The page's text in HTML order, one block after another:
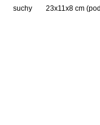
suchy 23x11x8 cm